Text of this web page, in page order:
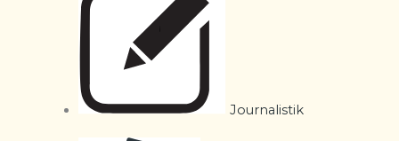
Journalistik